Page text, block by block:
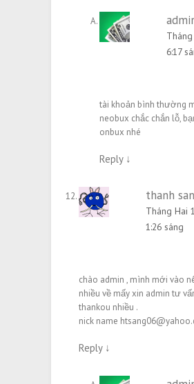
6:17
tài khoản bình thường
neobux chắc chắn lỗ,
onbux nhé
Reply ↓
thanh
Tháng Hai
1:26 sáng
chào admin , mình mới vào
nhiều về mấy xin admin tư
thankou nhiều .
nick name
Reply ↓